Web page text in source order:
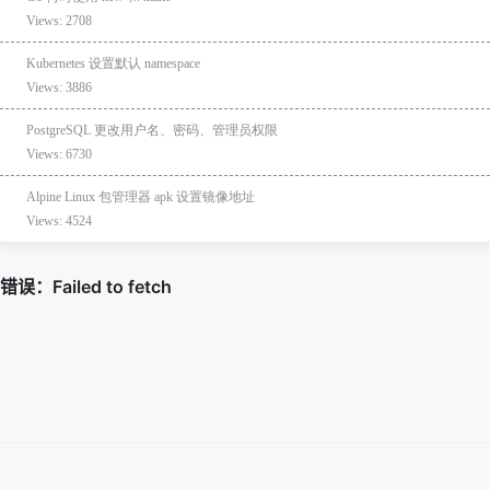
Views: 2708
Kubernetes 设置默认 namespace
Views: 3886
PostgreSQL 更改用户名、密码、管理员权限
Views: 6730
Alpine Linux 包管理器 apk 设置镜像地址
Views: 4524